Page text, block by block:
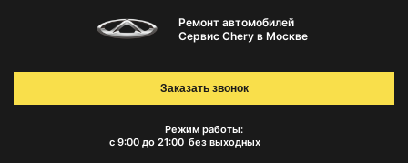
Ремонт автомобилей
Сервис Chery в Москве
Режим работы:
с 9:00 до 21:00 без выходных
Заказать звонок